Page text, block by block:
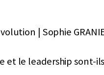
| Sophie
et le leadership sont-